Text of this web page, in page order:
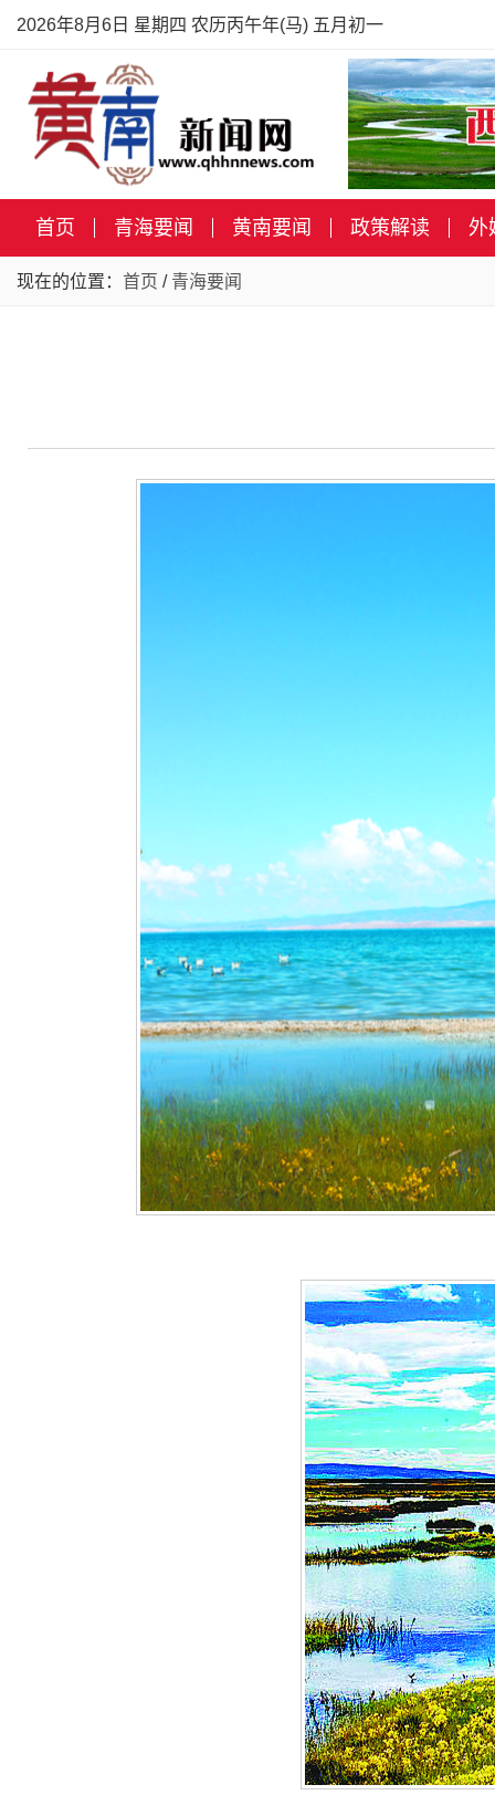
2026年8月6日 星期四 农历丙午年(马) 五月初一
首页 青海要闻 黄南要闻 政策解读 外
现在的位置： 首页 / 青海要闻